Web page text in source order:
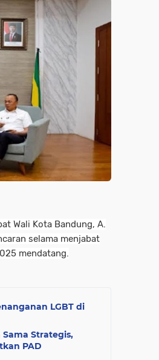
Wali Kota Bandung, A.
selama menjabat
mendatang.
LGBT di
Strategis,
PAD